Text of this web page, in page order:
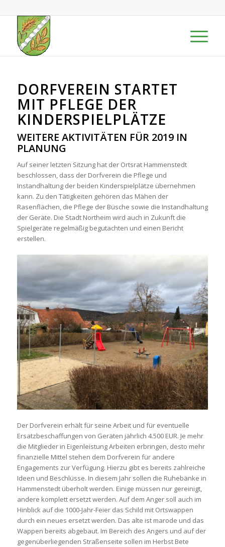
DORFVEREIN STARTET
MIT PFLEGE DER
KINDERSPIELPLÄTZE
WEITERE AKTIVITÄTEN FÜR 2019 IN
PLANUNG
Auf seiner letzten Sitzung hat der Ortsrat Hammenstedt
beschlossen, dass der Dorfverein die Pflege und
Instandhaltung der beiden Kinderspielplätze übernehmen
kann. Zu den Tätigkeiten gehören das Mähen der
Rasenflächen, die Pflege der Büsche sowie die Instandhaltung
der Geräte. Die Stadt Northeim wird auch in Zukunft die
Spielgeräte regelmäßig begutachten und einen Bericht
erstellen.
Der Dorfverein erhält für seine Arbeit und für eventuelle
Ersatzbeschaffungen von Geräten jährlich 4.500 EUR. Je mehr
die Mitglieder in Eigenleistung Arbeiten erbringen, desto mehr
finanzielle Mittel stehen dem Dorfverein für andere
Engagements zur Verfügung. Hierzu gibt es bereits zahlreiche
Ideen und Beschlüsse. In diesem Jahr sollen die Ruhebänke in
Hammenstedt überholt werden. Einige müssen nur gereinigt,
andere komplett ersetzt werden. Auf dem Anger soll auch im
Hinblick auf die 1000-Jahr-Feier das Schild mit Ortswappen
durch ein neues ersetzt werden. Das alte ist marode und das
Wappen bereits abgebaut. Im Bereich des Angers und auf der
gegenüberliegenden Straßenseite sollen im Herbst Bete